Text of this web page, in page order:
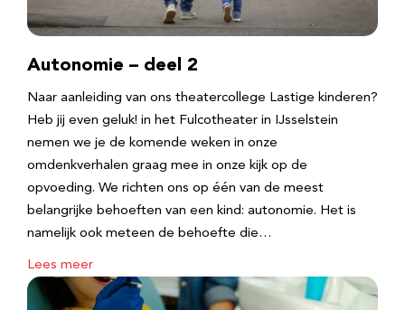
Autonomie – deel 2
Naar aanleiding van ons theatercollege Lastige kinderen?
Heb jij even geluk! in het Fulcotheater in IJsselstein
nemen we je de komende weken in onze
omdenkverhalen graag mee in onze kijk op de
opvoeding. We richten ons op één van de meest
belangrijke behoeften van een kind: autonomie. Het is
namelijk ook meteen de behoefte die…
Lees meer